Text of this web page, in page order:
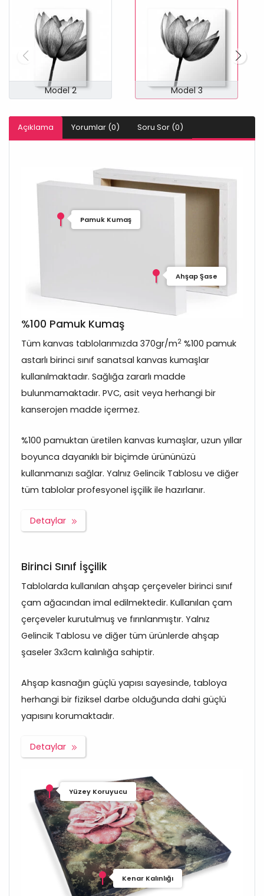
Model 2 Model 3
Açıklama Yorumlar (0) Soru Sor (0)
Pamuk Kumaş
Ahşap Şase
%100 Pamuk Kumaş
Tüm kanvas tablolarımızda 370gr/m2 %100 pamuk
astarlı birinci sınıf sanatsal kanvas kumaşlar
kullanılmaktadır. Sağlığa zararlı madde
bulunmamaktadır. PVC, asit veya herhangi bir
kanserojen madde içermez.
%100 pamuktan üretilen kanvas kumaşlar, uzun yıllar
boyunca dayanıklı bir biçimde ürününüzü
kullanmanızı sağlar. Yalnız Gelincik Tablosu ve diğer
tüm tablolar profesyonel işçilik ile hazırlanır.
Detaylar
Birinci Sınıf İşçilik
Tablolarda kullanılan ahşap çerçeveler birinci sınıf
çam ağacından imal edilmektedir. Kullanılan çam
çerçeveler kurutulmuş ve fırınlanmıştır. Yalnız
Gelincik Tablosu ve diğer tüm ürünlerde ahşap
şaseler 3x3cm kalınlığa sahiptir.
Ahşap kasnağın güçlü yapısı sayesinde, tabloya
herhangi bir fiziksel darbe olduğunda dahi güçlü
yapısını korumaktadır.
Detaylar
Yüzey Koruyucu
Kenar Kalınlığı